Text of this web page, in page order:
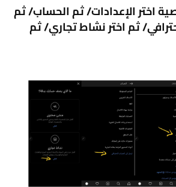
اختر الإعدادات/ ثم الحساب/ ثم
ثم اختر نشاط تجاري/ ثم